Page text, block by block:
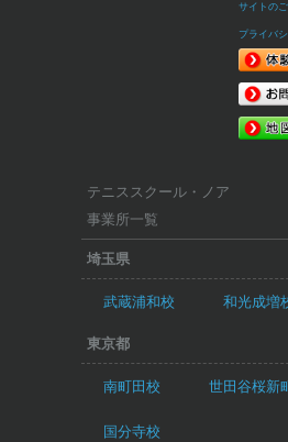
サイトの
プライバ
テニススクール・ノア
事業所一覧
埼玉県
武蔵浦和校 和光成増
東京都
南町田校 世田谷桜新
国分寺校